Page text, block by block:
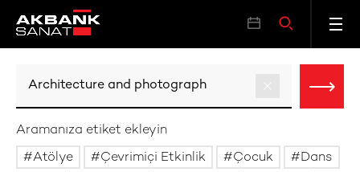
Aramanıza etiket ekleyin
Atölye
Çevrimiçi Etkinlik Çocuk
Dans